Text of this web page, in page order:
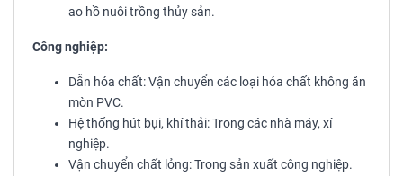
ao hồ nuôi trồng thủy sản.
Công nghiệp:
Dẫn hóa chất: Vận chuyển các loại hóa chất không ăn
mòn PVC.
Hệ thống hút bụi, khí thải: Trong các nhà máy, xí
nghiệp.
Vận chuyển chất lỏng: Trong sản xuất công nghiệp.